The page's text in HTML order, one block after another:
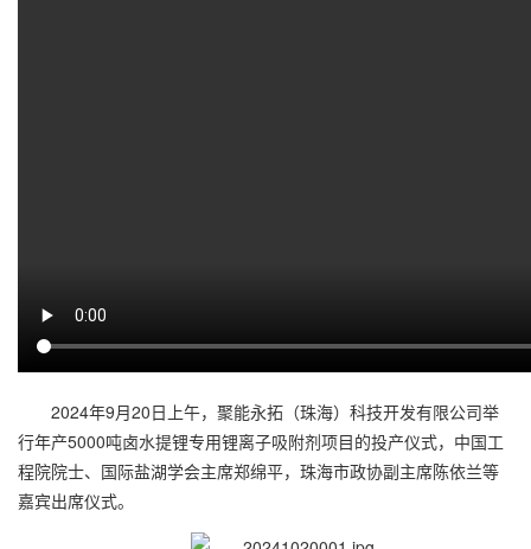
2024年9月20日上午，聚能永拓（珠海）科技开发有限公司举
行年产5000吨卤水提锂专用锂离子吸附剂项目的投产仪式，中国工
程院院士、国际盐湖学会主席郑绵平，珠海市政协副主席陈依兰等
嘉宾出席仪式。